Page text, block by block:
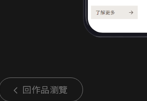
回作品瀏覽